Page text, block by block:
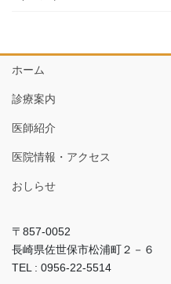
ホーム
診療案内
医師紹介
医院情報・アクセス
おしらせ
〒857-0052
長崎県佐世保市松浦町２－６
TEL : 0956-22-5514